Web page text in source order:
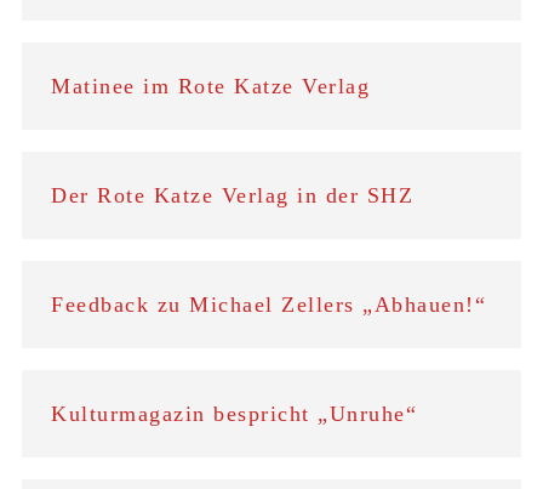
Matinee im Rote Katze Verlag
Der Rote Katze Verlag in der SHZ
Feedback zu Michael Zellers „Abhauen!“
Kulturmagazin bespricht „Unruhe“